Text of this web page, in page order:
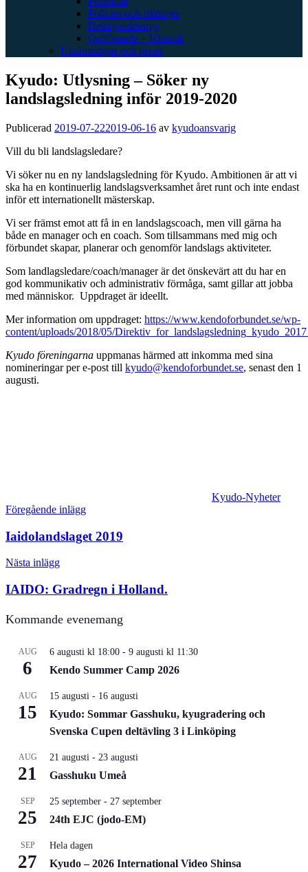
Policies och riktlinjer
Deltagandeintyg
Ordförande – Historik
Utnämningar och priser
Kyudo: Utlysning – Söker ny
landslagsledning inför 2019-2020
Publicerad 2019-07-222019-06-16 av kyudoansvarig
Vill du bli landslagsledare?
Vi söker nu en ny landslagsledning för Kyudo. Ambitionen är att vi
ska ha en kontinuerlig landslagsverksamhet året runt och inte endast
inför ett internationellt mästerskap.
Vi ser främst emot att få in en landslagscoach, men vill gärna ha
både en manager och en coach. Som tillsammans med mig och
förbundet skapar, planerar och genomför landslags aktiviteter.
Som landlagsledare/coach/manager är det önskevärt att du har en
god kommunikativ och administrativ förmåga, samt gillar att jobba
med människor. Uppdraget är ideellt.
Mer information om uppdraget: https://www.kendoforbundet.se/wp-
content/uploads/2018/05/
Kyudo föreningarna uppmanas härmed att inkomma med sina
nomineringar per e-post till kyudo@kendoforbundet.se, senast den 1
augusti.
Kyudo-Nyheter
Inläggsnavigering
Föregående inlägg
Iaidolandslaget 2019
Nästa inlägg
IAIDO: Gradregn i Holland.
Kommande evenemang
AUG
6
6 augusti kl 18:00 - 9 augusti kl 11:30
Kendo Summer Camp 2026
AUG
15
15 augusti - 16 augusti
Kyudo: Sommar Gasshuku, kyugradering och
Svenska Cupen deltävling 3 i Linköping
AUG
21
21 augusti - 23 augusti
Gasshuku Umeå
SEP
25
25 september - 27 september
24th EJC (jodo-EM)
SEP
27
Hela dagen
Kyudo – 2026 International Video Shinsa